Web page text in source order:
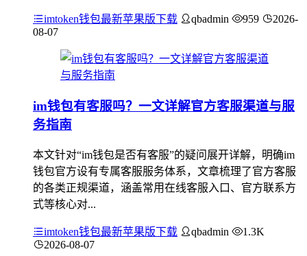
imtoken钱包最新苹果版下载 qbadmin 959
2026-
08-07
im钱包有客服吗？一文详解官方客服渠道与服
务指南
本文针对“im钱包是否有客服”的疑问展开详解，明确im
钱包官方设有专属客服服务体系，文章梳理了官方客服
的各类正规渠道，涵盖常用在线客服入口、官方联系方
式等核心对...
imtoken钱包最新苹果版下载 qbadmin
1.3K
2026-08-07